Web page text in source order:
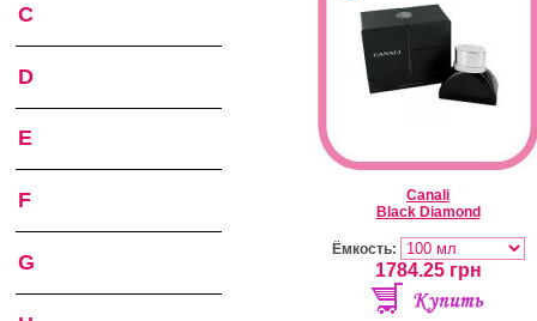
C
D
E
F
G
Canali
Black Diamond
Ёмкость:
1784.25грн